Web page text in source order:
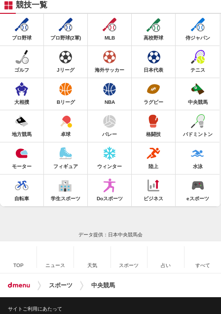
競技一覧
プロ野球 プロ野球(2軍) MLB 高校野球 侍ジャパン
ゴルフ Jリーグ 海外サッカー 日本代表 テニス
大相撲 Bリーグ NBA ラグビー 中央競馬
地方競馬 卓球 バレー 格闘技 バドミントン
モーター フィギュア ウィンター 陸上 水泳
自転車 学生スポーツ Doスポーツ ビジネス eスポーツ
データ提供：日本中央競馬会
TOP ニュース 天気 スポーツ 占い すべて
スポーツ 中央競馬
サイトご利用にあたって